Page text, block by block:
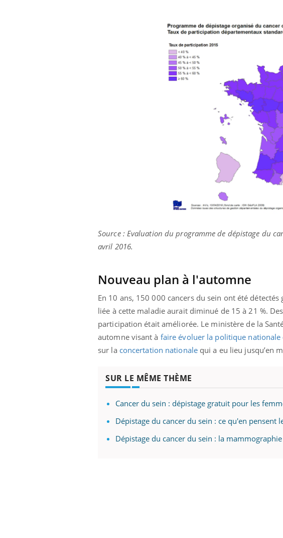
Source : Evaluation du programme de dépistage du
avril 2016.
Nouveau plan à l'automne
En 10 ans, 150 000 cancers du sein ont été
liée à cette maladie aurait diminué de 15 à 21 %.
participation était améliorée. Le ministère de la
automne visant à faire évoluer la politique nationale
sur la concertation nationalequi a eu lieu jusqu’en
SUR LE MÊME THÈME
Cancer du sein : dépistage gratuit pour les
Dépistage du cancer du sein : ce qu'en pensent
Dépistage du cancer du sein : la